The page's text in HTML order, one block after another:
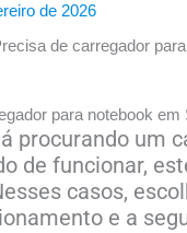
de 2026
de carregador
para notebook
procurando um
de funcionar,
casos,
e a